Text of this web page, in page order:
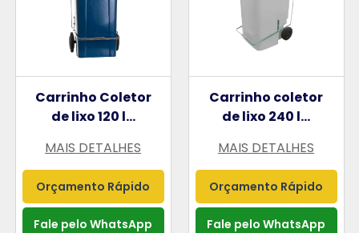
Carrinho Coletor
de lixo 120 l...
MAIS DETALHES
Orçamento Rápido
Fale pelo WhatsApp
Carrinho coletor
de lixo 240 l...
MAIS DETALHES
Orçamento Rápido
Fale pelo WhatsApp